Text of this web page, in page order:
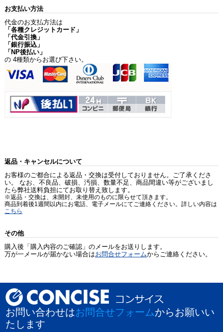
お支払い方法
代金のお支払方法は
「各種クレジットカード」
「代金引換」
「銀行振込」
「NP後払い」
の 4種類からお選び下さい。
返品・キャンセルについて
お客様のご都合による返品・交換は受付しておりません。ご了承くださ
い。 なお、不良品、破損、汚損、数量不足、商品間違い等がございまし
たら弊社送料負担にてお取り替え致します。
※返品・交換は、未開封、未使用のものに限らせて頂きます。
商品到着後1週間以内にお電話、電子メールにてご連絡ください。詳しい内容は
こちら
その他
購入後「購入内容のご確認」のメールをお送りします。
万が一メールが届かない場合はお問合せフォームからご連絡ください。
お問い合わせはお問合せフォームからお願いい
たします